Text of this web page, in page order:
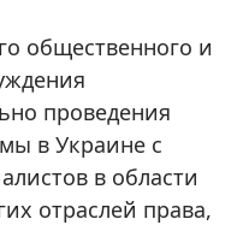
общественного и
проведения
в Украине с
в области
отраслей права,